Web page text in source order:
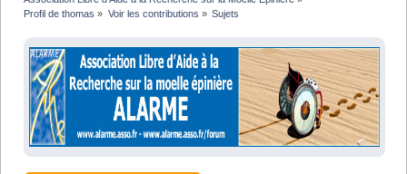
Profil de thomas » Voir les contributions » Sujets